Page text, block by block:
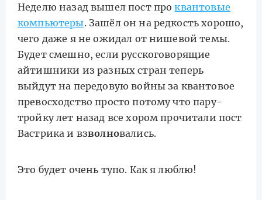
Неделю назад вышел пост проквантовые
компьютеры. Зашёл он на редкость хорошо,
чего даже я не ожидал от нишевой темы.
Будет смешно, если русскоговорящие
айтишники из разных стран теперь
выйдут на передовую войны за квантовое
превосходство просто потому что пару-
тройку лет назад все хором прочитали пост
Вастрика и взволновались.
Это будет очень тупо. Как я люблю!